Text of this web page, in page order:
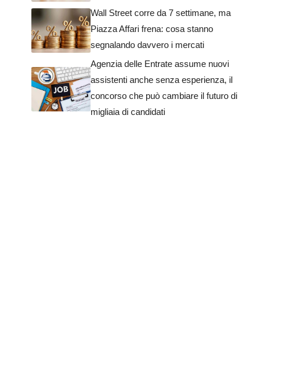
Wall Street corre da 7 settimane, ma
Piazza Affari frena: cosa stanno
segnalando davvero i mercati
Agenzia delle Entrate assume nuovi
assistenti anche senza esperienza, il
concorso che può cambiare il futuro di
migliaia di candidati